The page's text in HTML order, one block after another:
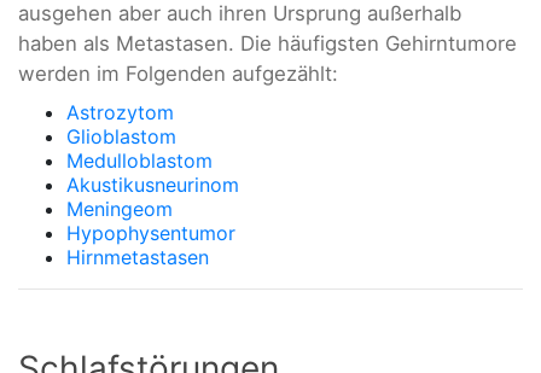
ausgehen aber auch ihren Ursprung außerhalb
haben als Metastasen. Die häufigsten Gehirntumore
werden im Folgenden aufgezählt:
Astrozytom
Glioblastom
Medulloblastom
Akustikusneurinom
Meningeom
Hypophysentumor
Hirnmetastasen